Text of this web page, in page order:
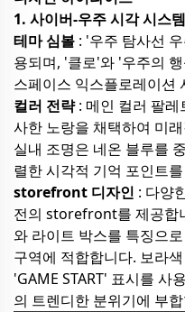
1. 사이버-우주 시각 시스템
테마 심볼 : '우주 탐사선
용되며, '클로'와 '우주의
스페이스 익스플로레이션
컬러 전략: 메인 컬러 팔
사한 노랑을 채택하여 미
실내 조명은 네온 블루를
렬한 시각적 기억 포인트
storefront 디자인 : 다양
전의 storefront를 제공합
와 라이트 박스를 특징으
구역에 적합합니다. 보라
'GAME START' 표시를 사
의 트렌디한 분위기에 부